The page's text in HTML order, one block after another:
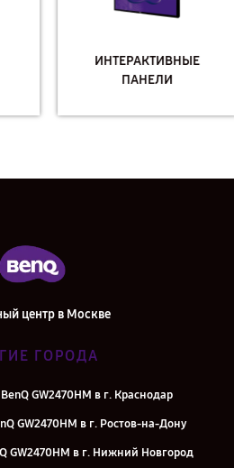
ИНТЕРАКТИВНЫЕ
ПАНЕЛИ
центр в Москве
ГОРОДА
GW2470HM в г. Краснодар
GW2470HM в г. Ростов-на-Дону
GW2470HM в г. Нижний Новгород